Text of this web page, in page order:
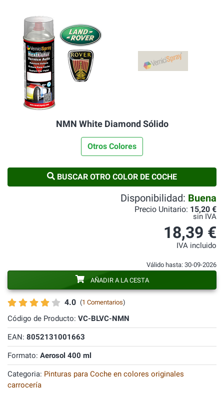
NMN White Diamond Sólido
Otros Colores
BUSCAR OTRO COLOR DE COCHE
4.0 (1 Comentarios)
Código de Producto: VC-BLVC-NMN
EAN: 8052131001663
Formato: Aerosol 400 ml
Categoria: Pinturas para Coche en colores originales
carrocería
Disponibilidad: Buena
Precio Unitario: 15,20 €
sin IVA
18,39 €
IVA incluido
Válido hasta: 30-09-2026
AÑADIR A LA CESTA